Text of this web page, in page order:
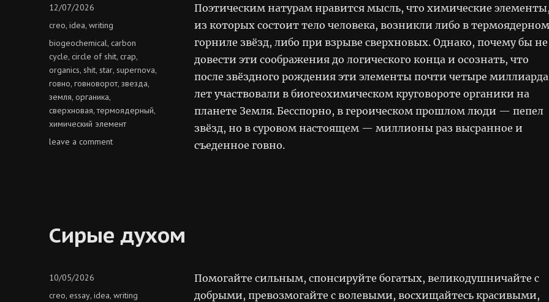
Поэтическим натурам нравится мысль, что химические
из которых состоит тело человека, возникли либо в термоядерном
горниле звёзд, либо при взрыве сверхновых. Однако, почему бы не
довести эти соображения до логического конца и осознать, что
после звёздного рождения эти элементы почти четыре миллиарда
лет участвовали в биогеохимическом круговороте органики на
планете Земля. Бесспорно, в героическом прошлом люди — пепел
звёзд, но в суровом настоящем — миллионы раз высранное и
съеденное говно.
Posted
12/07/2026
Categories
creo,idea,writing
Tags
biogeochemical,carbon
cycle,circle of shit,crap,
organics, shit, star, supernova,
говно,говноворот,звезда,
земля,органика,
сверхновая,термоядерный,
химический элемент
leave a commenton
Сирые духом
Помогайте сильным, спонсируйте богатых, великодушничайте с
добрыми, превозмогайте с волевыми, восхищайтесь красивыми,
Posted
10/05/2026
Categories
creo,essay,idea,writing